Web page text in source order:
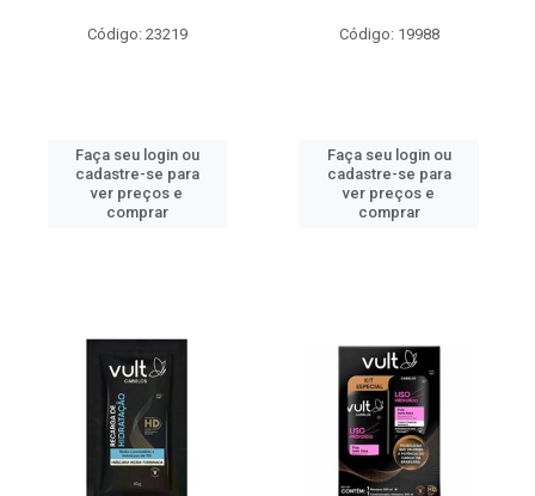
Código: 23219
Faça seu login ou
cadastre-se para
ver preços e
comprar
Código: 19988
Faça seu login ou
cadastre-se para
ver preços e
comprar